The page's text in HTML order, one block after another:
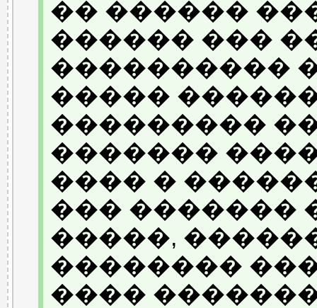
�� ������
������ ���
����������
�����
���������
�������
���� �
��� �������
�����,
��������
����